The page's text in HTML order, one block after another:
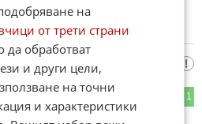
1
Старшината ги строява и им
на
от трети страни
обработват
и други цели,
на точни
и характеристики